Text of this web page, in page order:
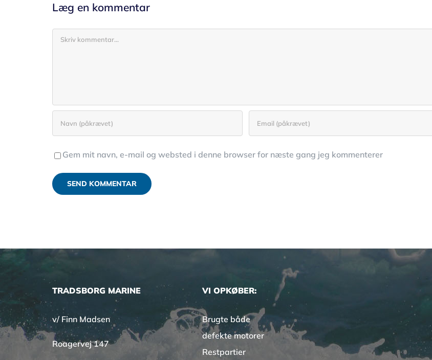
Læg en kommentar
Comment
Gem mit navn, e-mail og websted i denne browser for næste gang jeg kommenterer
TRADSBORG MARINE
v/ Finn Madsen
Roagervej 147
VI OPKØBER:
Brugte både
defekte motorer
Restpartier